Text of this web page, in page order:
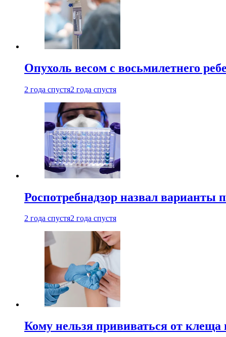
Опухоль весом с восьмилетнего
2 года спустя2 года спустя
Роспотребнадзор назвал варианты
2 года спустя2 года спустя
Кому нельзя прививаться от клеща